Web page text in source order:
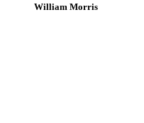
William Morris